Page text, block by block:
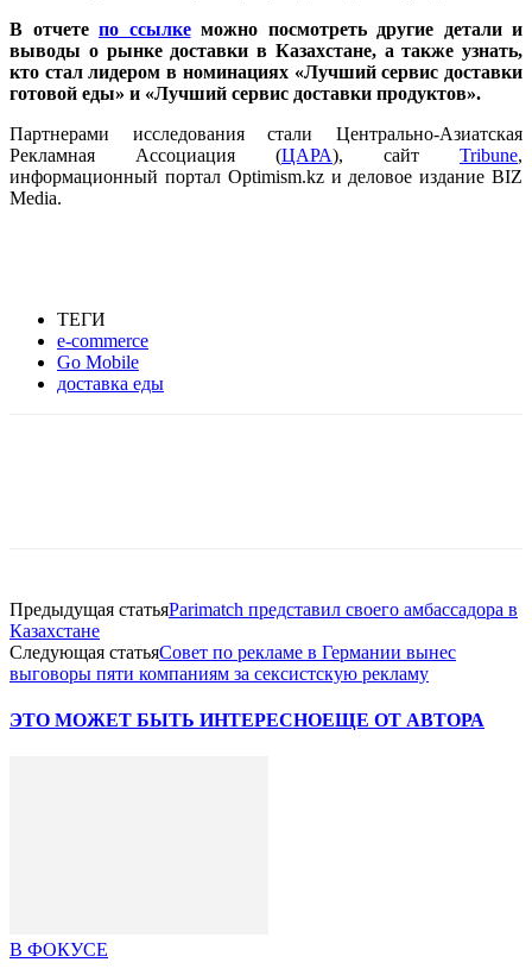
В отчете по ссылкеможно посмотреть другие детали и
выводы о рынке доставки в Казахстане, а также узнать,
кто стал лидером в номинациях «Лучший сервис доставки
готовой еды» и «Лучший сервис доставки продуктов».
Партнерами исследования стали Центрально-Азиатская
Рекламная Ассоциация (ЦАРА), сайт Tribune,
информационный портал Optimism.kz и деловое издание BIZ
Media.
ТЕГИ
e-commerce
Go Mobile
доставка еды
Предыдущая статьяParimatch представил своего амбассадора в
Казахстане
Следующая статьяСовет по рекламе в Германии вынес
выговоры пяти компаниям за сексистскую рекламу
ЭТО МОЖЕТ БЫТЬ ИНТЕРЕСНОЕЩЕ ОТ АВТОРА
В ФОКУСЕ